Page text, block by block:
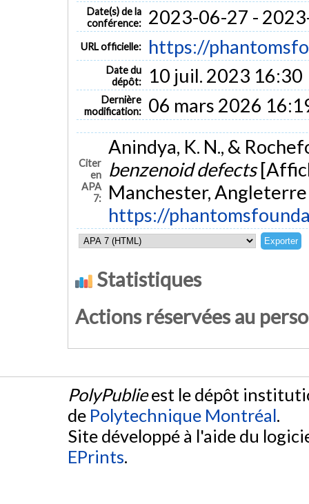
Date(s) de la
conférence:
2023-06-27 -
URL officielle: https://
Date du
dépôt:
10 juil. 2023 16:30
Dernière
modification:
06 mars 2026
Citer
en
APA
7:
Anindya, K. N., &
benzenoid defects
Manchester, Angleterre
https://
Statistiques
Actions réservées au
PolyPublieest le dépôt
de Polytechnique Montréal.
Site développé à l'aide du
EPrints.